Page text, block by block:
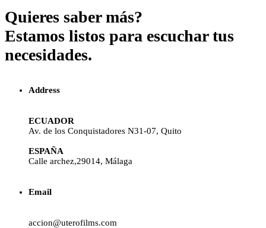
Quieres saber más?
Estamos listos para escuchar tus
necesidades.
Address
ECUADOR
Av. de los Conquistadores N31-07, Quito
ESPAÑA
Calle archez,29014, Málaga
Email
accion@uterofilms.com